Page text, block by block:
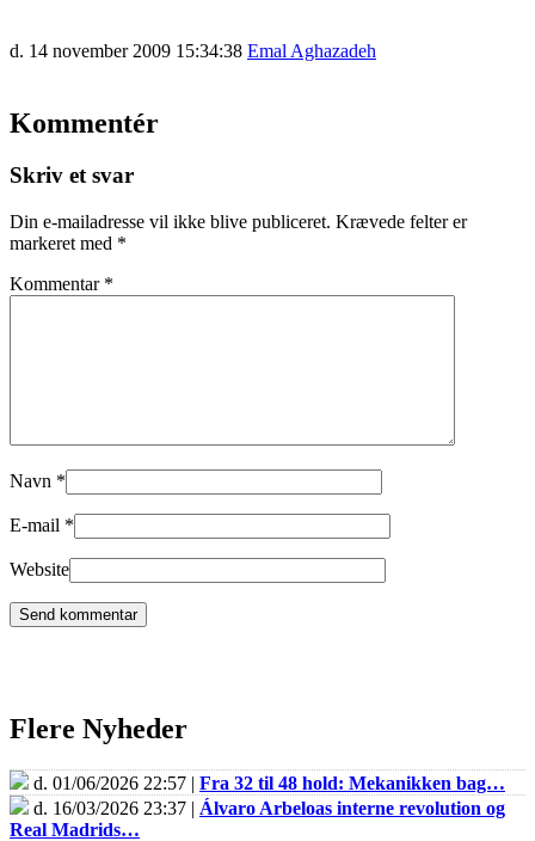
d. 14 november 2009 15:34:38 Emal Aghazadeh
Kommentér
Skriv et svar
Din e-mailadresse vil ikke blive publiceret. Krævede felter er
markeret med *
Kommentar *
Navn *
E-mail *
Website
Flere Nyheder
d. 01/06/2026 22:57 | Fra 32 til 48 hold: Mekanikken bag…
d. 16/03/2026 23:37 | Álvaro Arbeloas interne revolution og
Real Madrids…